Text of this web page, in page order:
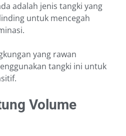
adalah jenis tangki yang
untuk mencegah
yang rawan
tangki ini untuk
Volume